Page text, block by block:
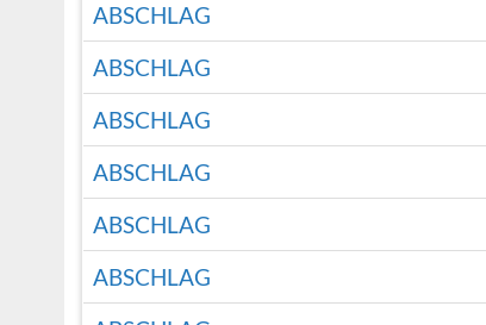
ABSCHLAG
ABSCHLAG
ABSCHLAG
ABSCHLAG
ABSCHLAG
ABSCHLAG